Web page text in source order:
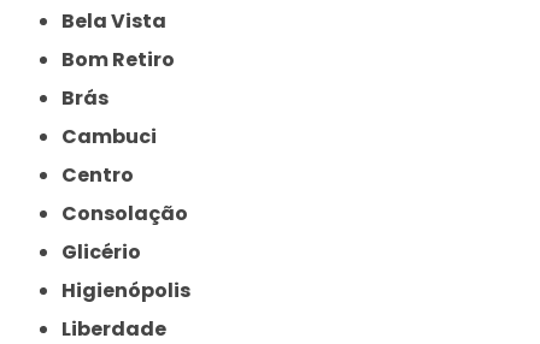
Bela Vista
Bom Retiro
Brás
Cambuci
Centro
Consolação
Glicério
Higienópolis
Liberdade